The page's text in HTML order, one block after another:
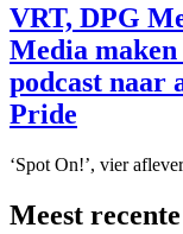
VRT, DPG
Media maken
podcast naar
Pride
‘Spot On!’, vier
Meest